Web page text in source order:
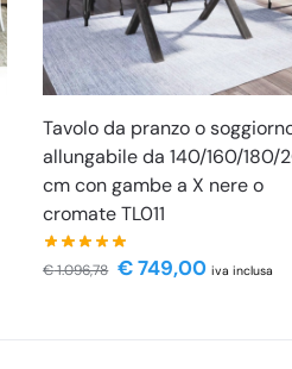
Tavolo da pranzo o
allungabile da 140/160/180/
cm con gambe a X nere o
cromate TL011
€1.096,78 €749,00 iva inclusa